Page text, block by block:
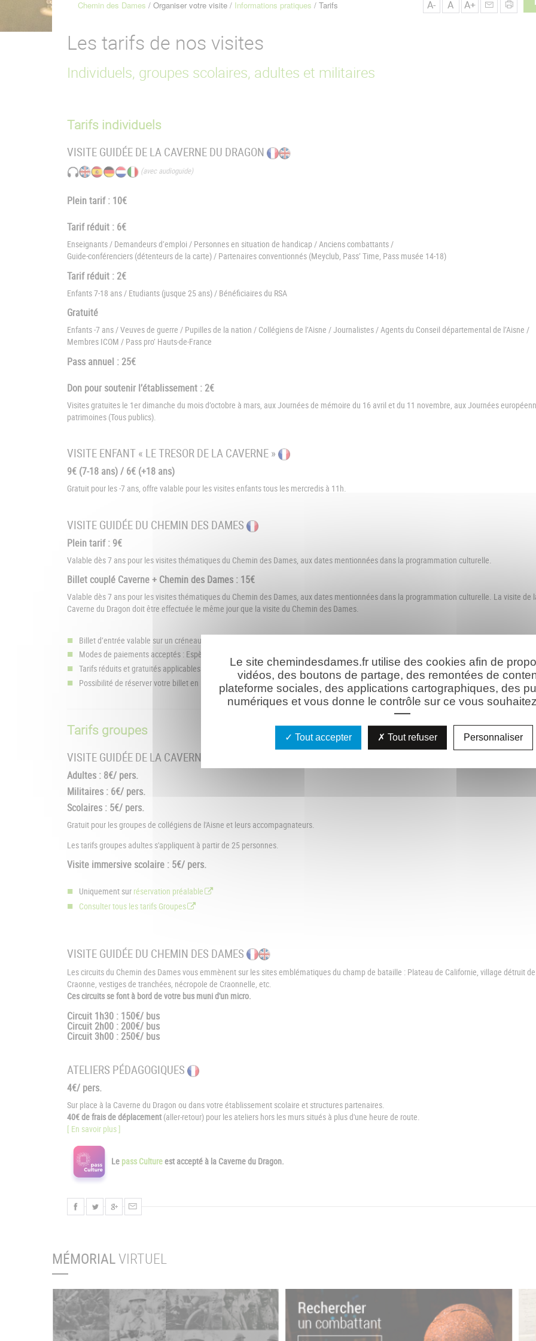
Fil
Chemin des Dames Organiser votre visite Informations pratiques Tarifs A- A A+
Les tarifs de nos visites
Individuels, groupes scolaires, adultes et militaires
Tarifs individuels
VISITE GUIDÉE DE LA CAVERNE DU DRAGON
(avec audioguide)
Plein tarif : 10€
Tarif réduit : 6€
Enseignants / Demandeurs d’emploi / Personnes en situation de handicap / Anciens combattants /
Guide-conférenciers (détenteurs de la carte) / Partenaires conventionnés (Meyclub, Pass’ Time, Pass musée 14-18)
Tarif réduit : 2€
Enfants 7-18 ans / Etudiants (jusque 25 ans) / Bénéficiaires du RSA
Gratuité
Enfants -7 ans / Veuves de guerre / Pupilles de la nation / Collégiens de l’Aisne / Journalistes / Agents du Conseil départemental de l’Aisne /
Membres ICOM / Pass pro’ Hauts-de-France
Pass annuel : 25€
Don pour soutenir l’établissement : 2€
Visites gratuites le 1er dimanche du mois d’octobre à mars, aux Journées de mémoire du 16 avril et du 11 novembre, aux Journées
patrimoines (Tous publics).
VISITE ENFANT « LE TRESOR DE LA CAVERNE »
9€ (7-18 ans) / 6€ (+18 ans)
Gratuit pour les -7 ans, offre valable pour les visites enfants tous les mercredis à 11h.
VISITE GUIDÉE DU CHEMIN DES DAMES
Plein tarif : 9€
Valable dès 7 ans pour les visites thématiques du Chemin des Dames, aux dates mentionnées dans la programmation culturelle.
Billet couplé Caverne + Chemin des Dames : 15€
Valable dès 7 ans pour les visites thématiques du Chemin des Dames, aux dates mentionnées dans la programmation culturelle. La visite de
Caverne du Dragon doit être effectuée le même jour que la visite du Chemin des Dames.
Billet d’entrée valable sur un créneau horaire indiqué sur le ticket
Modes de paiements acceptés : Espèces, chèques, cartes bancaires
Tarifs réduits et gratuités applicables sur présentation d'un justificatif[consulter tous les tarifs]
Possibilité de réserver votre billet en ligne
[accéder à la billetterie en ligne]
Tarifs groupes
VISITE GUIDÉE DE LA CAVERNE DU DRAGON
Adultes : 8€/ pers.
Militaires : 6€/ pers.
Scolaires : 5€/ pers.
Gratuit pour les groupes de collégiens de l'Aisne et leurs accompagnateurs.
Les tarifs groupes adultes s'appliquent à partir de 25 personnes.
Visite immersive scolaire : 5€/ pers.
Uniquement sur réservation préalable
Consulter tous les tarifs Groupes
VISITE GUIDÉE DU CHEMIN DES DAMES
Les circuits du Chemin des Dames vous emmènent sur les sites emblématiques du champ de bataille : Plateau de Californie, village détruit de
Craonne, vestiges de tranchées, nécropole de Craonnelle, etc.
Ces circuits se font à bord de votre bus muni d'un micro.
Circuit 1h30 : 150€/ bus
Circuit 2h00 : 200€/ bus
Circuit 3h00 : 250€/ bus
ATELIERS PÉDAGOGIQUES
4€/ pers.
Sur place à la Caverne du Dragon ou dans votre établissement scolaire et structures partenaires.
40€ de frais de déplacement (aller-retour) pour les ateliers hors les murs situés à plus d'une heure de route.
[ En savoir plus ]
Le pass Cultureest accepté à la Caverne du Dragon.
MÉMORIALVIRTUEL
Le site chemindesdames.fr utilise des cookies afin de
vidéos, des boutons de partage, des remontées de
plateforme sociales, des applications cartographiques, des
numériques et vous donne le contrôle sur ce vous
Tout accepter Tout refuser Personnaliser